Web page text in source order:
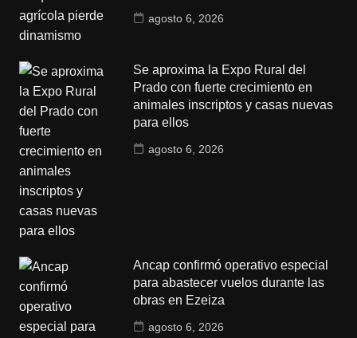
agosto 6, 2026
Se aproxima la Expo Rural del
Prado con fuerte crecimiento en
animales inscriptos y casas nuevas
para ellos
agosto 6, 2026
Ancap confirmó operativo especial
para abastecer vuelos durante las
obras en Ezeiza
agosto 6, 2026